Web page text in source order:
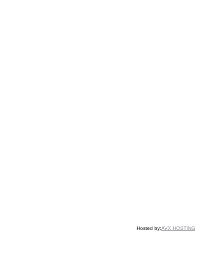
Hosted by:AVX HOSTING